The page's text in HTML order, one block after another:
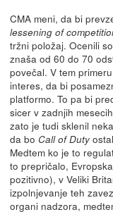
CMA meni, da bi
lessening of
tržni položaj. Ocenili
znaša od 60 do 70
povečal. V tem
interes, da bi
platformo. To pa bi
sicer v zadnjih
zato je tudi sklenil
da bo Call of Duty
Medtem ko je to
to prepričalo,
pozitivno), v Veliki
izpolnjevanje teh
organi nadzora,